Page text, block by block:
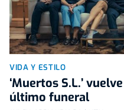
VIDA Y ESTILO
‘Muertos S.L.’
último funeral